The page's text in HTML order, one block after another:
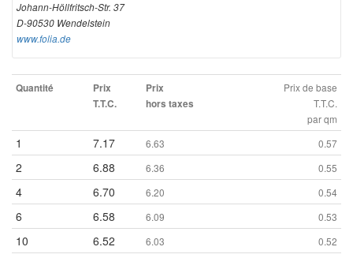
Johann-Höllfritsch-Str. 37
D-90530 Wendelstein
www.folia.de
Quantité
Prix
T.T.C.
Prix
hors taxes
Prix de base
T.T.C.
par qm
1 7.17 6.63 0.57
2 6.88 6.36 0.55
4 6.70 6.20 0.54
6 6.58 6.09 0.53
10 6.52 6.03
0.52